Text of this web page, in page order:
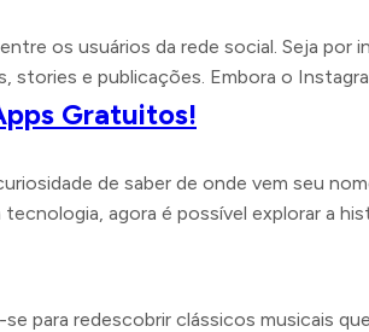
os usuários da rede social. Seja por
stories e publicações. Embora o
Gratuitos!
de saber de onde vem seu
agora é possível explorar a
para redescobrir clássicos musicais